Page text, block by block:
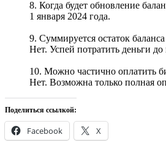
8. Когда будет обновление
1 января 2024 года.
9. Суммируется остаток
Нет. Успей потратить деньги до
10. Можно частично оплатить
Нет. Возможна только полная
Поделиться ссылкой:
Facebook X